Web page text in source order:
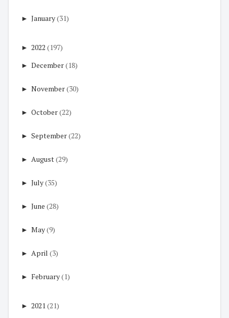
► January(31)
► 2022 (197)
► December(18)
► November(30)
► October(22)
► September(22)
► August(29)
► July(35)
► June (28)
► May(9)
► April (3)
► February(1)
► 2021 (21)